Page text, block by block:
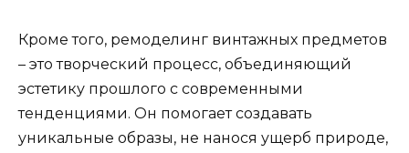
Кроме того, ремоделинг винтажных предметов
– это творческий процесс, объединяющий
эстетику прошлого с современными
тенденциями. Он помогает создавать
уникальные образы, не нанося ущерб природе,